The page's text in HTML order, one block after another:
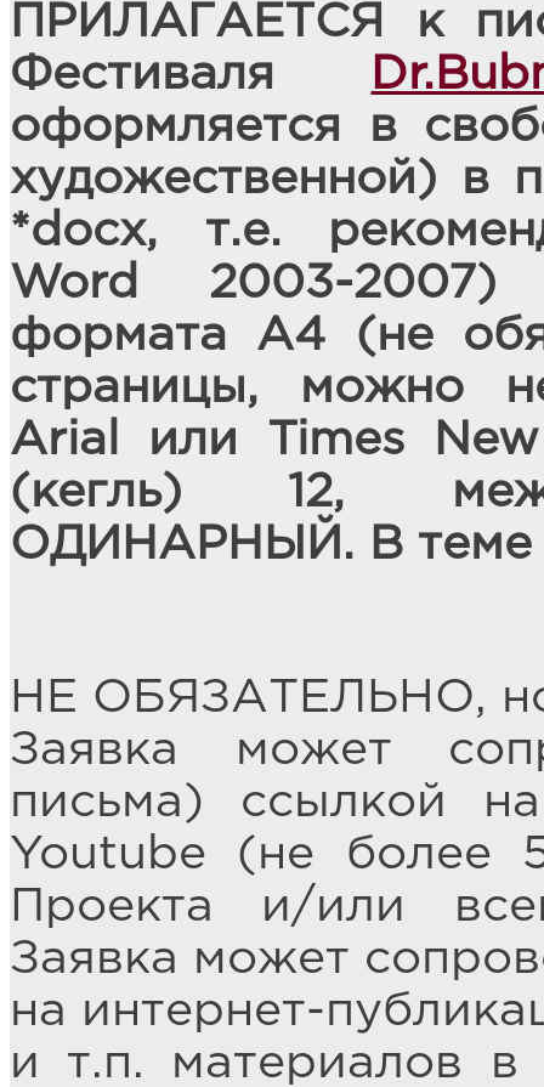
ПРИЛАГАЕТСЯ к
Фестиваля
оформляется в
художественной) в
*docx, т.е.
Word 2003-
формата А4 (не
страницы, можно
Arial или Times
(кегль) 12,
ОДИНАРНЫЙ. В теме
НЕ ОБЯЗАТЕЛЬНО,
Заявка может
письма) ссылкой
Youtube (не более
Проекта и/или
Заявка может
на интернет-
и т.п. материалов в